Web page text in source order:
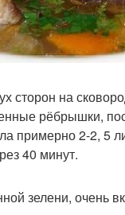
сторон на
рёбрышки,
примерно 2-2, 5
40 минут.
зелени, очень